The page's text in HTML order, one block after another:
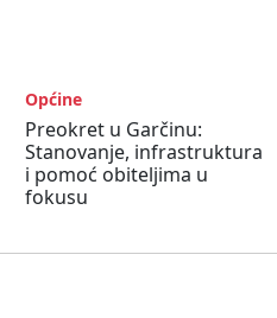
Općine
Preokret u Garčinu:
Stanovanje, infrastruktura
i pomoć obiteljima u
fokusu